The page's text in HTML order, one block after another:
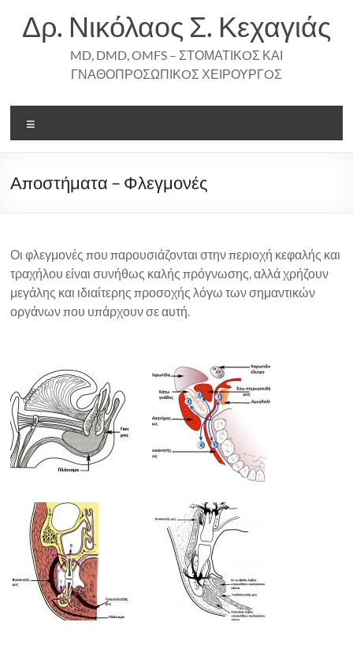
contentΔρ. Νικόλαος Σ. Κεχαγιάς
MD, DMD, OMFS – ΣΤΟΜΑΤΙΚOΣ ΚΑΙ
ΓΝΑΘΟΠΡΟΣΩΠΙΚOΣ ΧΕΙΡΟΥΡΓOΣ
Αποστήματα – Φλεγμονές
Οι φλεγμονές που παρουσιάζονται στην περιοχή κεφαλής και
τραχήλου είναι συνήθως καλής πρόγνωσης, αλλά χρήζουν
μεγάλης και ιδιαίτερης προσοχής λόγω των σημαντικών
οργάνων που υπάρχουν σε αυτή.